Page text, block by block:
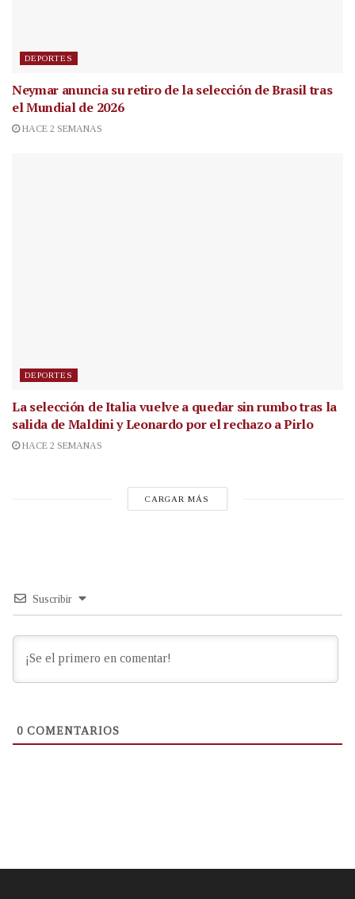
DEPORTES
Neymar anuncia su retiro de la selección de Brasil tras
el Mundial de 2026
HACE 2 SEMANAS
DEPORTES
La selección de Italia vuelve a quedar sin rumbo tras la
salida de Maldini y Leonardo por el rechazo a Pirlo
HACE 2 SEMANAS
CARGAR MÁS
Suscribir
0 COMENTARIOS